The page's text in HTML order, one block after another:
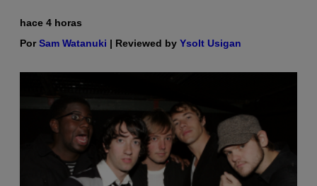
hace 4 horas
PorSam Watanuki | Reviewed by Ysolt Usigan